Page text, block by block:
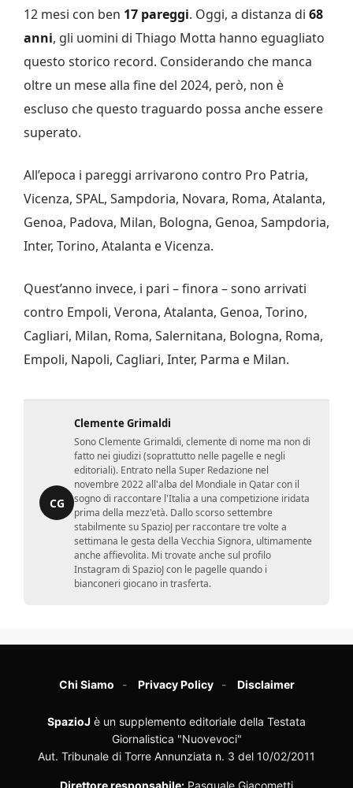
12 mesi con ben 17 pareggi. Oggi, a distanza di 68
anni, gli uomini di Thiago Motta hanno eguagliato
questo storico record. Considerando che manca
oltre un mese alla fine del 2024, però, non è
escluso che questo traguardo possa anche essere
superato.
All’epoca i pareggi arrivarono contro Pro Patria,
Vicenza, SPAL, Sampdoria, Novara, Roma, Atalanta,
Genoa, Padova, Milan, Bologna, Genoa, Sampdoria,
Inter, Torino, Atalanta e Vicenza.
Quest’anno invece, i pari – finora – sono arrivati
contro Empoli, Verona, Atalanta, Genoa, Torino,
Cagliari, Milan, Roma, Salernitana, Bologna, Roma,
Empoli, Napoli, Cagliari, Inter, Parma e Milan.
CG
Clemente Grimaldi
Sono Clemente Grimaldi, clemente di nome ma non di
fatto nei giudizi (soprattutto nelle pagelle e negli
editoriali). Entrato nella Super Redazione nel
novembre 2022 all'alba del Mondiale in Qatar con il
sogno di raccontare l'Italia a una competizione iridata
prima della mezz'età. Dallo scorso settembre
stabilmente su SpazioJ per raccontare tre volte a
settimana le gesta della Vecchia Signora, ultimamente
anche affievolita. Mi trovate anche sul profilo
Instagram di SpazioJ con le pagelle quando i
bianconeri giocano in trasferta.
Chi Siamo Privacy Policy Disclaimer
SpazioJ è un supplemento editoriale della Testata
Giornalistica "Nuovevoci"
Aut. Tribunale di Torre Annunziata n. 3 del 10/02/2011
Direttore responsabile: Pasquale Giacometti